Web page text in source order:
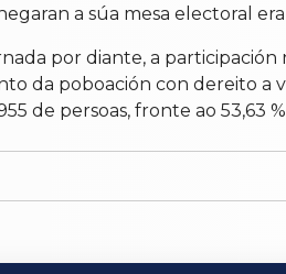
a súa mesa electoral era
por diante, a
da poboación con dereito
de persoas, fronte ao 53,63